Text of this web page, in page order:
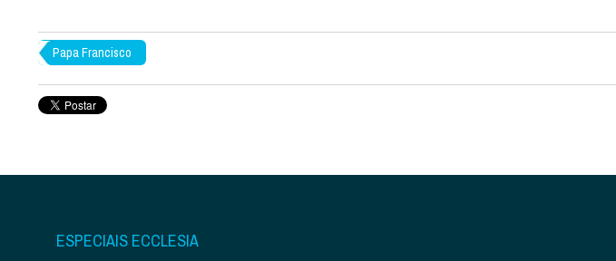
Papa Francisco
ESPECIAIS ECCLESIA